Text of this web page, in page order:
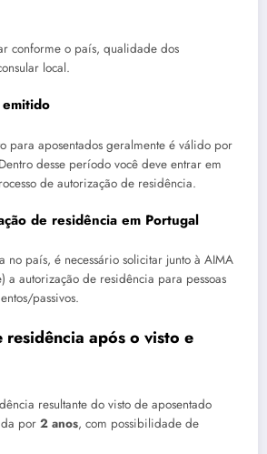
conforme o país, qualidade dos
local.
para aposentados geralmente é válido por
desse período você deve entrar em
de autorização de residência.
de residência em Portugal
no país, é necessário solicitar junto à AIMA
a autorização de residência para pessoas
passivos.
após o visto e
resultante do visto de aposentado
por 2 anos, com possibilidade de